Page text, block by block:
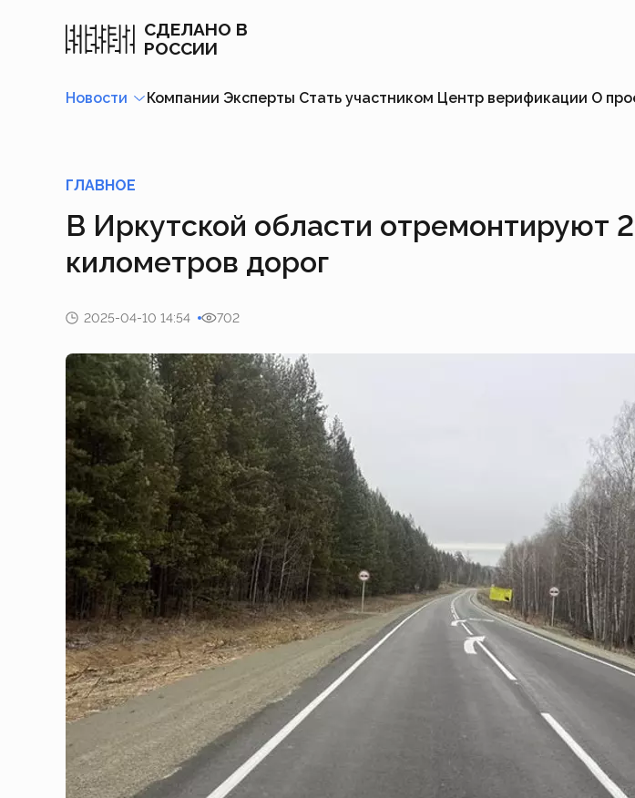
СДЕЛАНО В
РОССИИ
Новости Компании Эксперты Стать участником Центр верификации О
ГЛАВНОЕ
В Иркутской области отремонтируют
километров дорог
2025-04-10 14:54 702